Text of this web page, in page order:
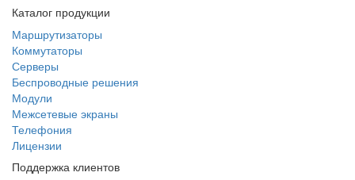
Каталог продукции
Маршрутизаторы
Коммутаторы
Серверы
Беспроводные решения
Модули
Межсетевые экраны
Телефония
Лицензии
Поддержка клиентов